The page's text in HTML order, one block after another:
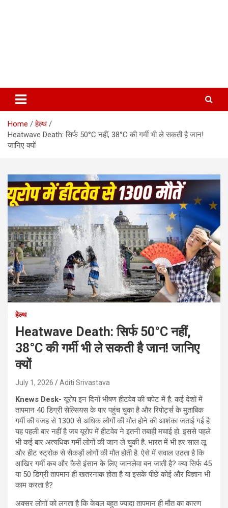
Home
हेल्थ
Heatwave Death: सिर्फ 50°C नहीं, 38°C की गर्मी भी ले सकती है जान!
जानिए क्यों
हेल्थ
Heatwave Death: सिर्फ 50°C नहीं,
38°C की गर्मी भी ले सकती है जान! जानिए
क्यों
July 1, 2026 Aditi Srivastava
Knews Desk-यूरोप इन दिनों भीषण हीटवेव की चपेट में है. कई देशों में
तापमान 40 डिग्री सेल्सियस के पार पहुंच चुका है और रिपोर्ट्स के मुताबिक
गर्मी की वजह से 1300 से अधिक लोगों की मौत होने की आशंका जताई गई है.
यह पहली बार नहीं है जब यूरोप में हीटवेव ने इतनी तबाही मचाई हो. इससे पहले
भी कई बार अत्यधिक गर्मी लोगों की जान ले चुकी है. भारत में भी हर साल लू
और हीट स्ट्रोक से सैकड़ों लोगों की मौत होती है. ऐसे में सवाल उठता है कि
आखिर गर्मी कब और कैसे इंसान के लिए जानलेवा बन जाती है? क्या सिर्फ 45
या 50 डिग्री तापमान ही खतरनाक होता है या इसके पीछे कोई और विज्ञान भी
काम करता है?
अक्सर लोगों को लगता है कि केवल बहुत ज्यादा तापमान ही मौत का कारण